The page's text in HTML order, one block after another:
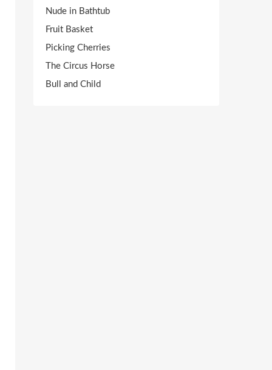
Nude in Bathtub
Fruit Basket
Picking Cherries
The Circus Horse
Bull and Child